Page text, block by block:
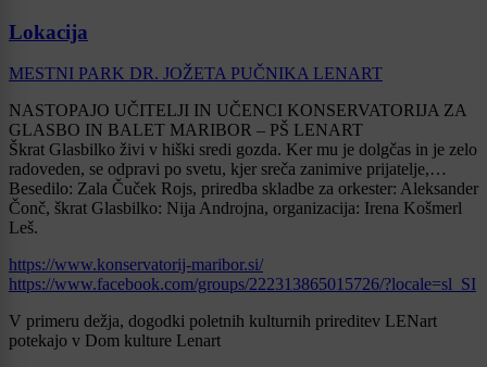
Lokacija
MESTNI PARK DR. JOŽETA PUČNIKA LENART
NASTOPAJO UČITELJI IN UČENCI KONSERVATORIJA ZA
GLASBO IN BALET MARIBOR – PŠ LENART
Škrat Glasbilko živi v hiški sredi gozda. Ker mu je dolgčas in je zelo
radoveden, se odpravi po svetu, kjer sreča zanimive prijatelje,…
Besedilo: Zala Čuček Rojs, priredba skladbe za orkester: Aleksander
Čonč, škrat Glasbilko: Nija Androjna, organizacija: Irena Košmerl
Leš.
https://www.konservatorij-maribor.si/
https://www.facebook.com/groups/222313865015726/?locale=sl_SI
V primeru dežja, dogodki poletnih kulturnih prireditev LENart
potekajo v Dom kulture Lenart